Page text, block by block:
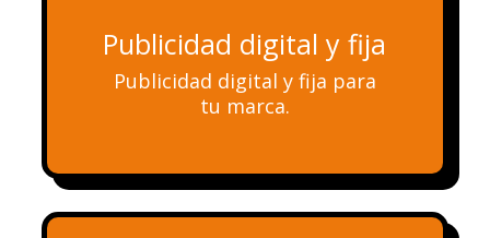
Publicidad digital y fija
Publicidad digital y fija para
tu marca.